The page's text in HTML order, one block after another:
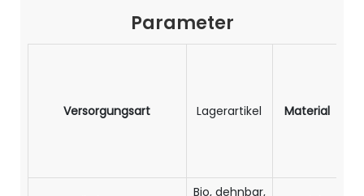
Parameter
Versorgungsart Lagerartikel Material
Bio, dehnbar,